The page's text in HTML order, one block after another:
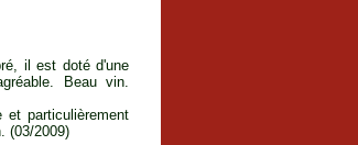
il est doté d'une
Beau vin.
particulièrement
(03/2009)